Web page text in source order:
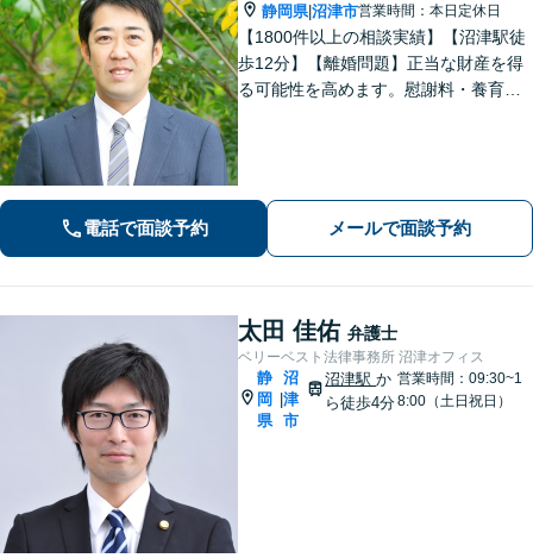
静岡県|沼津市営業時間：本日定休日
【1800件以上の相談実績】【沼津駅徒
歩12分】【離婚問題】正当な財産を得
る可能性を高めます。慰謝料・養育費
電話で面談予約 メールで面談予約
太田 佳佑 弁護士
ベリーベスト法律事務所 沼津オフィス
静
岡
県
|
沼
津
市
沼津駅か
ら徒歩4分
営業時間：09:30~1
8:00（土日祝日）